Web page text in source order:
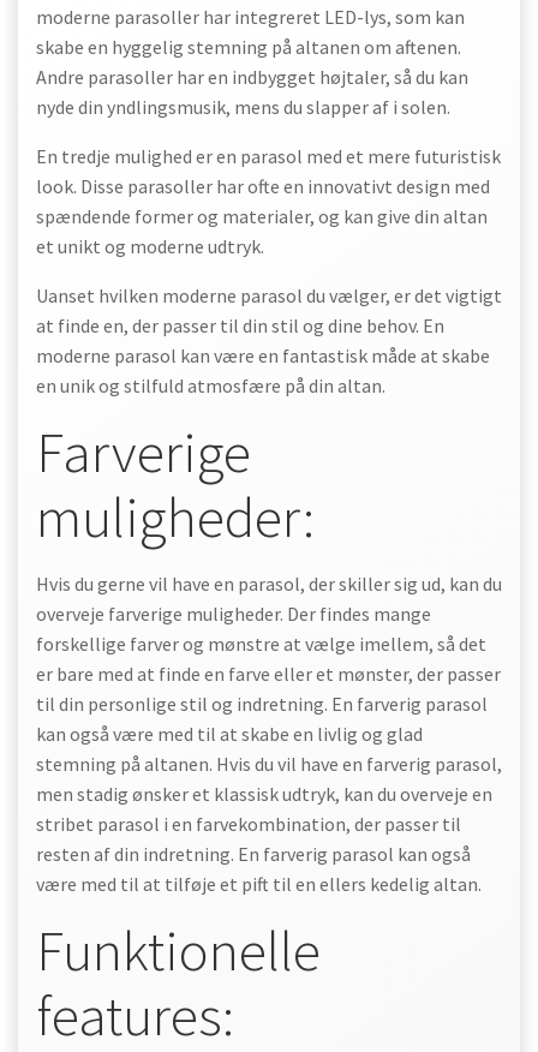
moderne parasoller har integreret LED-lys, som kan
skabe en hyggelig stemning på altanen om aftenen.
Andre parasoller har en indbygget højtaler, så du kan
nyde din yndlingsmusik, mens du slapper af i solen.
En tredje mulighed er en parasol med et mere futuristisk
look. Disse parasoller har ofte en innovativt design med
spændende former og materialer, og kan give din altan
et unikt og moderne udtryk.
Uanset hvilken moderne parasol du vælger, er det vigtigt
at finde en, der passer til din stil og dine behov. En
moderne parasol kan være en fantastisk måde at skabe
en unik og stilfuld atmosfære på din altan.
Farverige
muligheder:
Hvis du gerne vil have en parasol, der skiller sig ud, kan du
overveje farverige muligheder. Der findes mange
forskellige farver og mønstre at vælge imellem, så det
er bare med at finde en farve eller et mønster, der passer
til din personlige stil og indretning. En farverig parasol
kan også være med til at skabe en livlig og glad
stemning på altanen. Hvis du vil have en farverig parasol,
men stadig ønsker et klassisk udtryk, kan du overveje en
stribet parasol i en farvekombination, der passer til
resten af din indretning. En farverig parasol kan også
være med til at tilføje et pift til en ellers kedelig altan.
Funktionelle
features: